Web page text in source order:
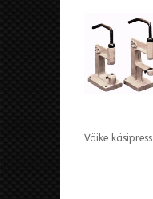
Väike käsipress